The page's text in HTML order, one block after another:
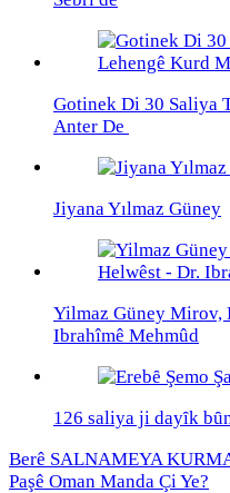
Gotinek Di 30 Saliya
Anter De
Jiyana Yılmaz Güney
Yilmaz Güney Mirov,
Ibrahîmê Mehmûd
126 saliya ji dayȋk
Berê SALNAMEYA
Paşê Oman Manda Çi Ye?